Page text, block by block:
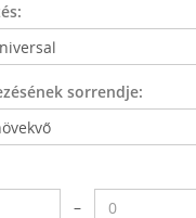
sorrendje:
–